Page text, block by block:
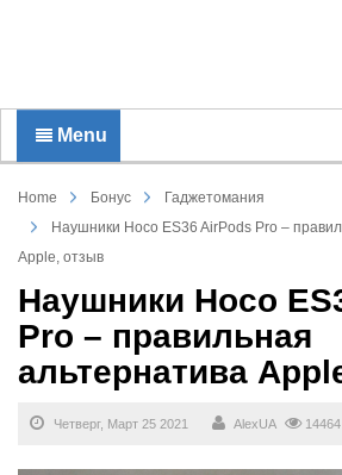
Menu
Home Бонус
Гаджетомания
Наушники Hoco ES36 AirPods Pro –
Apple, отзыв
Наушники Hoco
Pro – правильная
альтернатива
Четверг, Март 25 2021 AlexUA 14464